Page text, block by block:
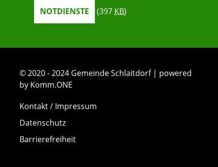
NOTDIENSTE (397 KB)
© 2020 - 2024 Gemeinde Schlaitdorf | powered
by Komm.ONE
Kontakt / Impressum
Datenschutz
Barrierefreiheit